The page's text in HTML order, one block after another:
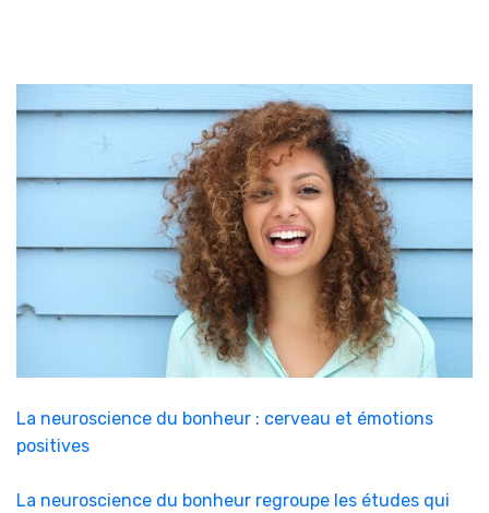
La neuroscience du bonheur : cerveau et émotions
positives
La neuroscience du bonheur regroupe les études qui